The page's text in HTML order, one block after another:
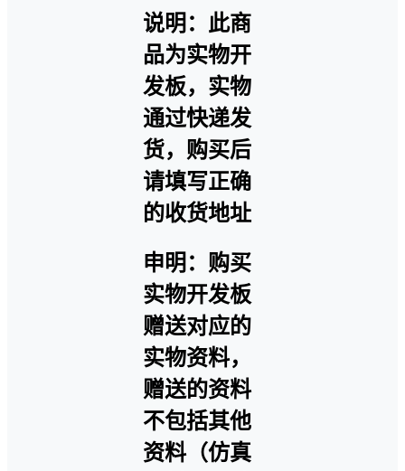
说明：此商
品为实物开
发板，实物
通过快递发
货，购买后
请填写正确
的收货地址
申明：购买
实物开发板
赠送对应的
实物资料，
赠送的资料
不包括其他
资料（仿真